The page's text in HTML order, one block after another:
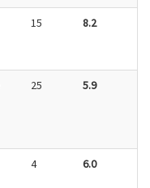
15 8.2
25 5.9
4 6.0